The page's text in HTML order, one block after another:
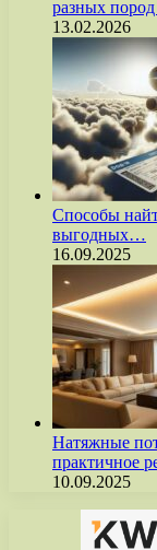
разных
13.02.2026
Способы
выгодных…
16.09.2025
Натяжные
практичное
10.09.2025